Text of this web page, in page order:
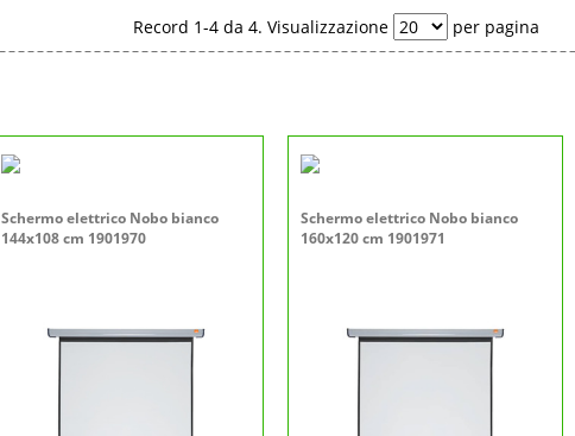
Record 1-4 da 4. Visualizzazione per pagina
Schermo elettrico Nobo bianco
144x108 cm 1901970
Schermo elettrico Nobo bianco
160x120 cm 1901971